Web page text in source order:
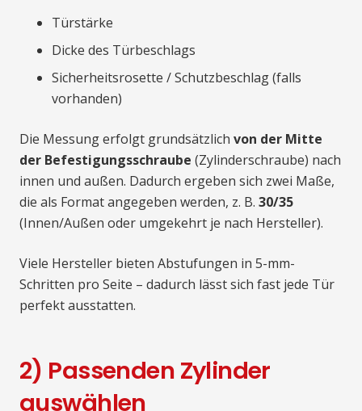
Türstärke
Dicke des Türbeschlags
Sicherheitsrosette / Schutzbeschlag (falls
vorhanden)
Die Messung erfolgt grundsätzlich von der Mitte
der Befestigungsschraube (Zylinderschraube) nach
innen und außen. Dadurch ergeben sich zwei Maße,
die als Format angegeben werden, z. B. 30/35
(Innen/Außen oder umgekehrt je nach Hersteller).
Viele Hersteller bieten Abstufungen in 5-mm-
Schritten pro Seite – dadurch lässt sich fast jede Tür
perfekt ausstatten.
2) Passenden Zylinder
auswählen